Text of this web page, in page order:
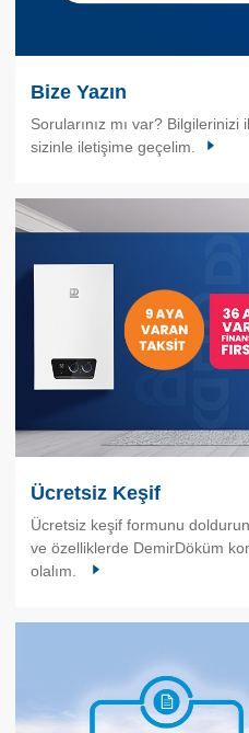
Bize Yazın
Sorularınız mı var? Bilgilerinizi
sizinle iletişime geçelim.
Ücretsiz Keşif
Ücretsiz keşif formunu
ve özelliklerde DemirDöküm
olalım.